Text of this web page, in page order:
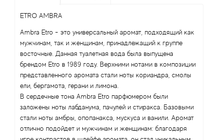
ETRO AMBRA
Ambra Etro - это универсальный аромат, подходящий как
мужчинам, так и женщинам, принадлежащий к группе
восточные. Данная туалетная вода была выпущена
брендом Etro в 1989 году. Верхними нотами в композиции
представленного аромата стали ноты кориандра, смолы
ели, бергамота, герани и лимона.
В сердечные тона Ambra Etro парфюмером были
заложены ноты лабданума, пачулей и стиракса. Базовыми
стали ноты амбры, опопанакса, мускуса и ванили. Аромат
отлично подойдет и мужчинам и женщинам: благодаря
Alexandre J
Alfred Dunhill
Alyson Oldoini
Alyssa Ashley
American Crew